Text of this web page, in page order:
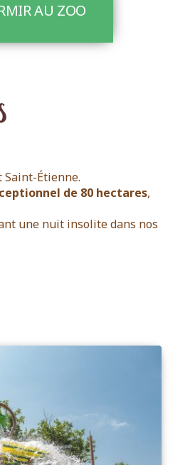
AU ZOO
Saint-Étienne.
de 80 hectares,
une nuit insolite dans nos